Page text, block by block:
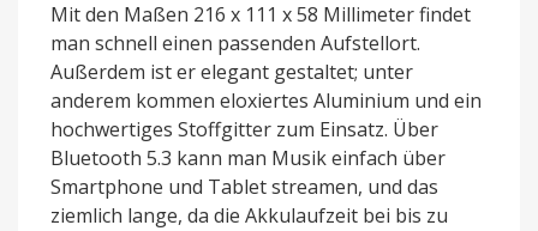
Mit den Maßen 216 x 111 x 58 Millimeter findet
man schnell einen passenden Aufstellort.
Außerdem ist er elegant gestaltet; unter
anderem kommen eloxiertes Aluminium und ein
hochwertiges Stoffgitter zum Einsatz. Über
Bluetooth 5.3 kann man Musik einfach über
Smartphone und Tablet streamen, und das
ziemlich lange, da die Akkulaufzeit bei bis zu